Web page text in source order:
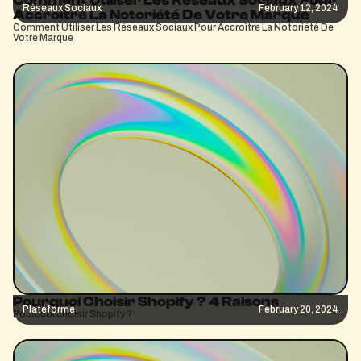
Réseaux Sociaux February 12, 2024
Accroître La Notoriété De Votre Marque
Comment Utiliser Les Réseaux Sociaux Pour Accroître La Notoriété De
Votre Marque
Plateforme February 20, 2024
Pourquoi Choisir Shopify ? 4 Raisons
Pourquoi choisir Shopify ?